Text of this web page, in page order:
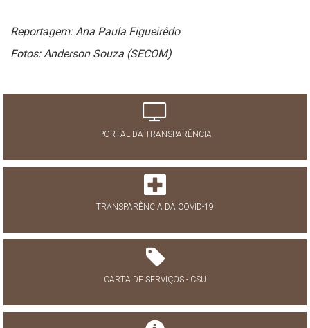
Reportagem: Ana Paula Figueirêdo
Fotos: Anderson Souza (SECOM)
PORTAL DA TRANSPARÊNCIA
TRANSPARÊNCIA DA COVID-19
CARTA DE SERVIÇOS - CSU